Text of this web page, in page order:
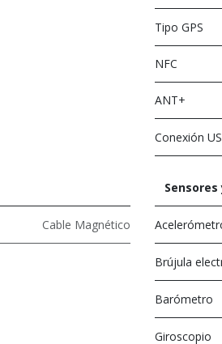
Tipo GPS
NFC
ANT+
Conexión
Cable Magnético
Brújula
Barómetro
Giroscopio